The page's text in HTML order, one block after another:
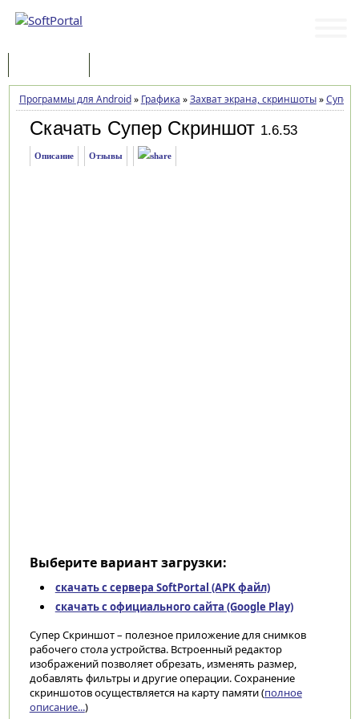
Программы для Android» Графика »Захват экрана, скриншоты»Супер
Скачать Супер Скриншот 1.6.53
Описание Отзывы
Выберите вариант загрузки:
скачать с сервера SoftPortal (APK файл)
скачать с официального сайта (Google Play)
Супер Скриншот – полезное приложение для снимков
рабочего стола устройства. Встроенный редактор
изображений позволяет обрезать, изменять размер,
добавлять фильтры и другие операции. Сохранение
скриншотов осуществляется на карту памяти (полное
описание...)